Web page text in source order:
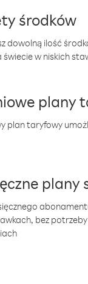
środków
dowolną ilość
świecie w niskich
plany
plan taryfowy
plany
bez